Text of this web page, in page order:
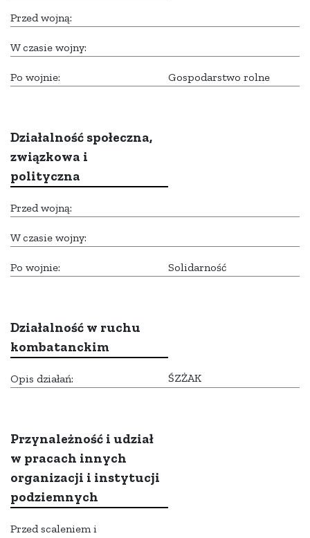
Przed wojną:
W czasie wojny:
Po wojnie: Gospodarstwo rolne
Działalność społeczna,
związkowa i
polityczna
Przed wojną:
W czasie wojny:
Po wojnie: Solidarność
Działalność w ruchu
kombatanckim
Opis działań: ŚZŻAK
Przynależność i udział
w pracach innych
organizacji i instytucji
podziemnych
Przed scaleniem i